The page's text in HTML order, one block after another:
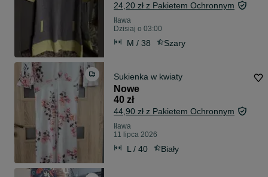
24,20 zł z Pakietem Ochronnym
Iława
Dzisiaj o 03:00
M / 38 Szary
Sukienka w kwiaty
Nowe
40 zł
44,90 zł z Pakietem Ochronnym
Iława
11 lipca 2026
L / 40 Biały